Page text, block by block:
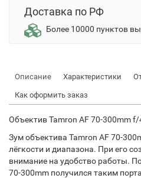
Доставка по РФ
Более 10000 пунктов
Описание Характеристики
Как оформить заказ
Объектив Tamron AF 70-300mm f/
Зум объектива Tamron AF 70-
лёгкости и диапазона. При его
внимание на удобство работы.
70-300mm получился таким